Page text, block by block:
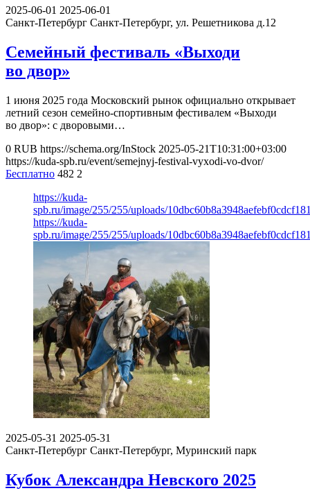
2025-06-01 2025-06-01
Санкт-Петербург Санкт-Петербург, ул. Решетникова д.12
Семейный фестиваль «Выходи
во двор»
1 июня 2025 года Московский рынок официально открывает
летний сезон семейно-спортивным фестивалем «Выходи
во двор»: с дворовыми…
0 RUB https://schema.org/InStock 2025-05-21T10:31:00+03:00
https://kuda-spb.ru/event/semejnyj-festival-vyxodi-vo-dvor/
Бесплатно 482 2
https://kuda-
spb.ru/image/255/255/uploads/
https://kuda-
spb.ru/image/255/255/uploads/
2025-05-31 2025-05-31
Санкт-Петербург Санкт-Петербург, Муринский парк
Кубок Александра Невского 2025